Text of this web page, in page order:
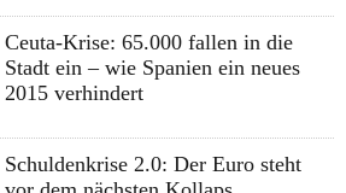
Ceuta-Krise: 65.000 fallen in die
Stadt ein – wie Spanien ein neues
2015 verhindert
Schuldenkrise 2.0: Der Euro steht